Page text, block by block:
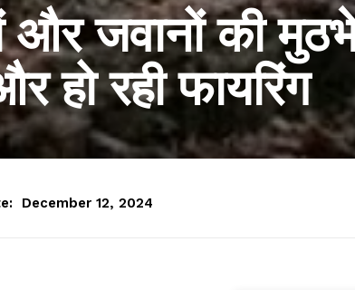
जवानों की
रही फायरिंग
December 12, 2024